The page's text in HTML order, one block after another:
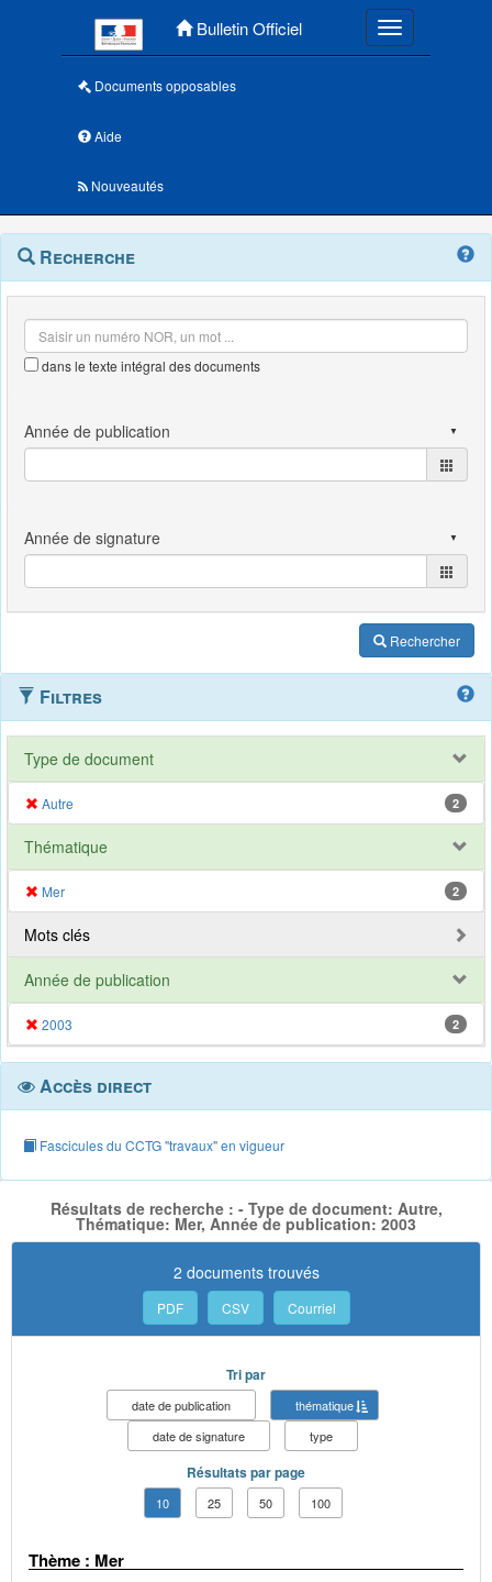
Bulletin Officiel Toggle
Documents opposables
Aide
Nouveautés
Navigation
outils
Menu
contextuel
Recherche
dans le texte intégral des documents
Rechercher
Filtres
Type de document
Autre 2
Thématique
Mer 2
Mots clés
Année de publication
2003 2
Accès direct
Fascicules du CCTG "travaux" en vigueur
Résultats de recherche : - Type de document: Autre,
Thématique: Mer, Année de publication: 2003
2 documents trouvés
PDF CSV Courriel
Tri par
date de publication
thématique
date de signature
type
Résultats par page
10 25 50 100
Thème : Mer